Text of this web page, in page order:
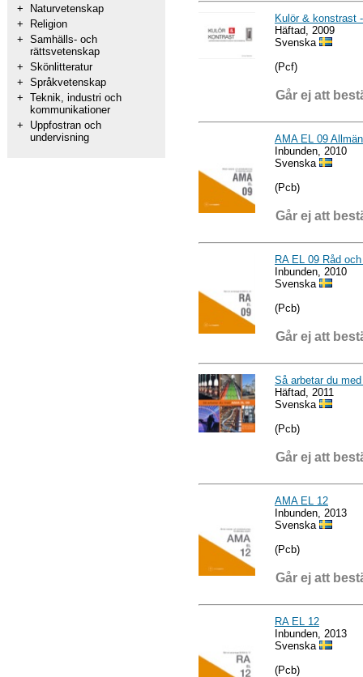
+
Naturvetenskap
+
Religion
+ Samhälls- och
rättsvetenskap
+ Skönlitteratur
+ Språkvetenskap
+ Teknik, industri och
kommunikationer
+
Uppfostran och
undervisning
Kulör & konstrast
Häftad, 2009
Svenska
(Pcf)
Går ej att
AMA EL 09
Inbunden, 2010
Svenska
(Pcb)
Går ej att
RA EL 09 Råd
Inbunden, 2010
Svenska
(Pcb)
Går ej att
Så arbetar du
Häftad, 2011
Svenska
(Pcb)
Går ej att
AMA EL 12
Inbunden, 2013
Svenska
(Pcb)
Går ej att
RA EL 12
Inbunden, 2013
Svenska
(Pcb)